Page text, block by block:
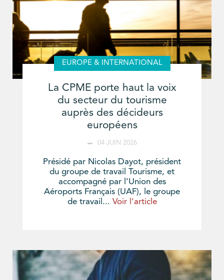
EUROPE & INTERNATIONAL
La CPME porte haut la voix
du secteur du tourisme
auprès des décideurs
européens
04 JUIN 2026
Présidé par Nicolas Dayot, président
du groupe de travail Tourisme, et
accompagné par l’Union des
Aéroports Français (UAF), le groupe
de travail... Voir l'article